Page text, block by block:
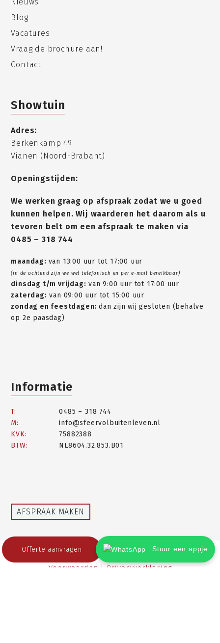
Blog
Vacatures
Vraag de brochure aan!
Contact
Showtuin
Adres:
Berkenkamp 49
Vianen (Noord-Brabant)
Openingstijden:
We werken graag op afspraak zodat we u goed
kunnen helpen. Wij waarderen het daarom als u
tevoren belt om een afspraak te maken via
0485 – 318 744
maandag: van 13:00 uur tot 17:00 uur
(in de ochtend zijn we wel telefonisch en per e-mail bereikbaar)
dinsdag t/m vrijdag: van 9:00 uur tot 17:00 uur
zaterdag: van 09:00 uur tot 15:00 uur
zondag en feestdagen:dan zijn wij gesloten (behalve
op 2e paasdag)
Informatie
T:
0485 – 318 744
M:
info@sfeervolbuitenleven.nl
KVK:
75882388
BTW:
NL8604.32.853.B01
AFSPRAAK MAKEN
Sfeervol Buitenleven © 2026 | Sitemap
Voorwaarden |
Privacyverklaring
Stuur een appje
Offerte aanvragen